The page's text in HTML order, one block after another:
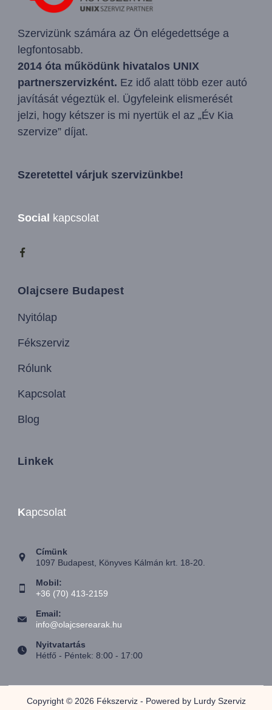
Szervizünk számára az Ön elégedettsége a
legfontosabb.
2014 óta működünk hivatalos UNIX
partnerszervizként. Ez idő alatt több ezer autó
javítását végeztük el. Ügyfeleink elismerését
jelzi, hogy kétszer is mi nyertük el az „Év Kia
szervize” díjat.
Szeretettel várjuk szervizünkbe!
Social kapcsolat
Olajcsere Budapest
Nyitólap
Fékszerviz
Rólunk
Kapcsolat
Blog
Linkek
Kapcsolat
Címünk
1097 Budapest, Könyves Kálmán krt. 18-20.
Mobil:
+36 (70) 413-2159
Email:
info@olajcserearak.hu
Nyitvatartás
Hétfő - Péntek: 8:00 - 17:00
Copyright © 2026 Fékszerviz - Powered by Lurdy Szerviz